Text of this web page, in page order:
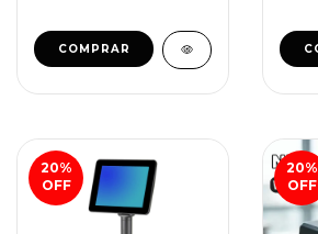
COMPRAR
20%
OFF
20%
OFF